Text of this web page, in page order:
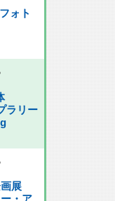
ォト
ラリー
展